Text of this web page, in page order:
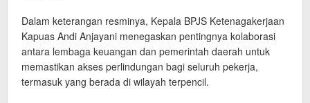
Dalam keterangan resminya, Kepala BPJS Ketenagakerjaan
Kapuas Andi Anjayani menegaskan pentingnya kolaborasi
antara lembaga keuangan dan pemerintah daerah untuk
memastikan akses perlindungan bagi seluruh pekerja,
termasuk yang berada di wilayah terpencil.